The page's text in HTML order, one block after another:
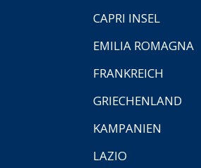
CAPRI INSEL
EMILIA ROMAGNA
FRANKREICH
GRIECHENLAND
KAMPANIEN
LAZIO